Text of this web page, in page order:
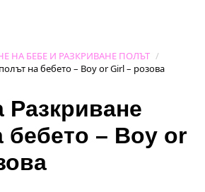
НА БЕБЕ И РАЗКРИВАНЕ ПОЛЪТ
на бебето – Boy or Girl – розова
Разкриване
бебето – Boy or